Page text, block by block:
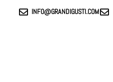
INFO@GRANDIGUSTI.COM